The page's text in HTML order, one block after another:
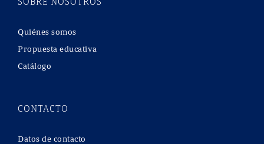
SOBRE NOSOTROS
Quiénes somos
Propuesta educativa
Catálogo
CONTACTO
Datos de contacto